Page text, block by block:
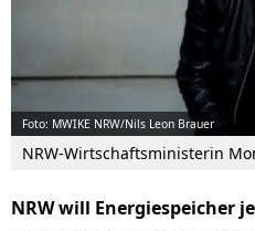
Foto: MWIKE NRW/Nils Leon Brauer
NRW-Wirtschaftsministerin
NRW will Energiespeicher